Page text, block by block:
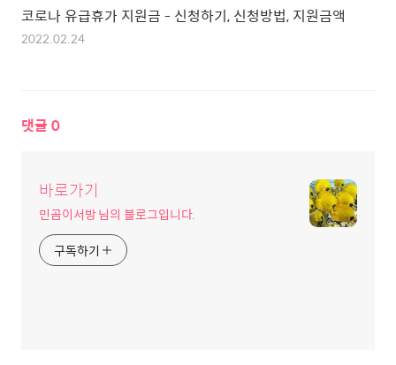
코로나 유급휴가 지원금 - 신청하기, 신청방법, 지원금액
2022.02.24
댓글 0
바로가기
민곰이서방 님의 블로그입니다.
구독하기